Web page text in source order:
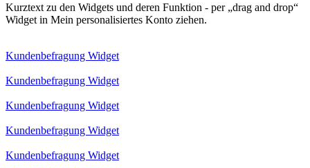
Kurztext zu den Widgets und deren Funktion - per „drag and drop“
Widget in Mein personalisiertes Konto ziehen.
Kundenbefragung Widget
Kundenbefragung Widget
Kundenbefragung Widget
Kundenbefragung Widget
Kundenbefragung Widget